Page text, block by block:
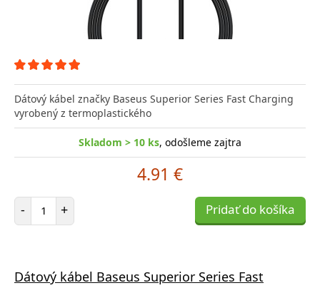
Dátový kábel značky Baseus Superior Series Fast Charging
vyrobený z termoplastického
Skladom > 10 ks, odošleme zajtra
4.91 €
- Počet položiek
+ Pridať do košíka
Dátový kábel Baseus Superior Series Fast